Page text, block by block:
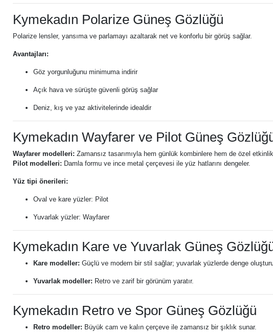
Kymekadın Polarize Güneş Gözlüğü
Polarize lensler, yansıma ve parlamayı azaltarak net ve konforlu bir görüş sağlar.
Avantajları:
Göz yorgunluğunu minimuma indirir
Açık hava ve sürüşte güvenli görüş sağlar
Deniz, kış ve yaz aktivitelerinde idealdir
Kymekadın Wayfarer ve Pilot Güneş
Wayfarer modelleri: Zamansız tasarımıyla hem günlük kombinlere hem de özel
Pilot modelleri: Damla formu ve ince metal çerçevesi ile yüz hatlarını dengeler.
Yüz tipi önerileri:
Oval ve kare yüzler: Pilot
Yuvarlak yüzler: Wayfarer
Kymekadın Kare ve Yuvarlak Güneş
Kare modeller: Güçlü ve modern bir stil sağlar; yuvarlak yüzlerde denge
Yuvarlak modeller: Retro ve zarif bir görünüm yaratır.
Kymekadın Retro ve Spor Güneş Gözlüğü
Retro modeller: Büyük cam ve kalın çerçeve ile zamansız bir şıklık sunar.